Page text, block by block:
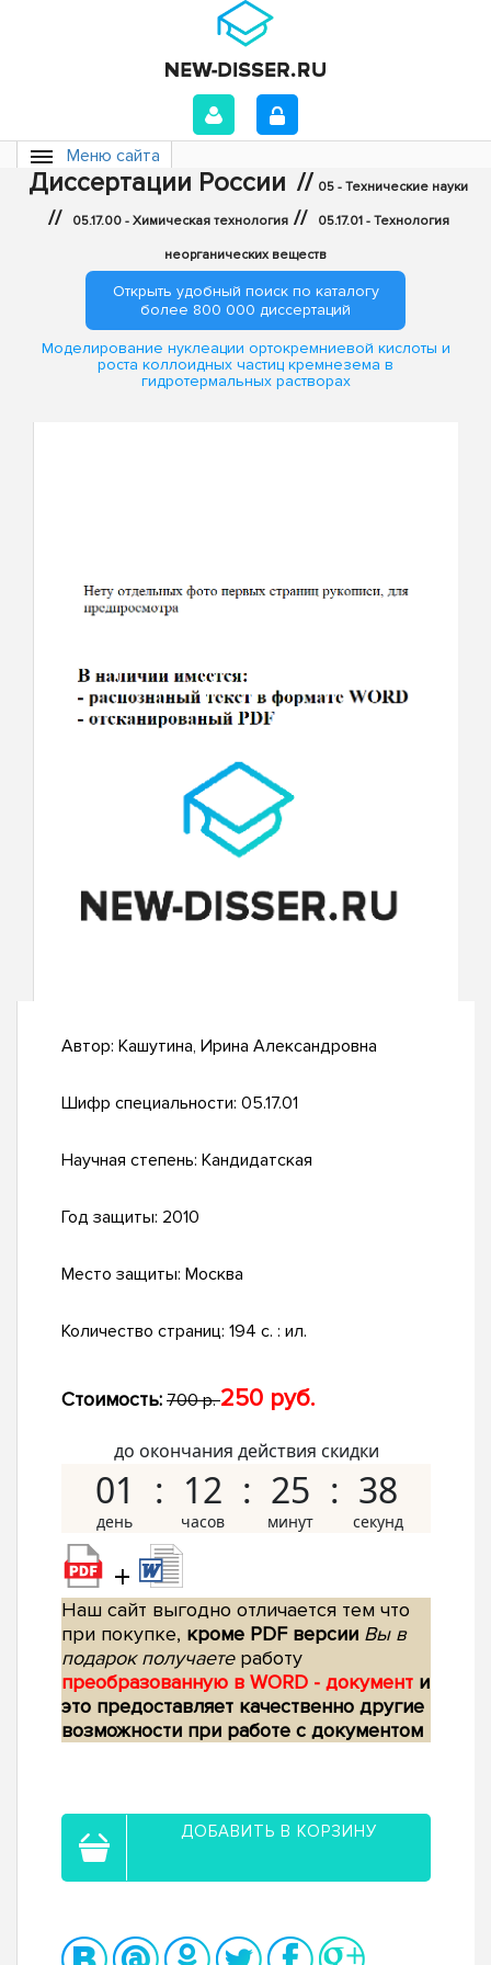
Меню сайта
Диссертации России // 05 - Технические науки
// 05.17.00 - Химическая технология // 05.17.01 - Технология
неорганических веществ
Открыть удобный поиск по каталогу
более 800 000 диссертаций
Моделирование нуклеации ортокремниевой кислоты и
роста коллоидных частиц кремнезема в
гидротермальных растворах
Автор: Кашутина, Ирина Александровна
Шифр специальности: 05.17.01
Научная степень: Кандидатская
Год защиты: 2010
Место защиты: Москва
Количество страниц: 194 с. : ил.
Стоимость: 700 р.250 руб.
до окончания действия скидки
01 12 25 37
+
Наш сайт выгодно отличается тем что
при покупке, кроме PDF версии Вы в
подарок получаетеработу
преобразованную в WORD - документ и
это предоставляет качественно другие
возможности при работе с документом
ДОБАВИТЬ В КОРЗИНУ